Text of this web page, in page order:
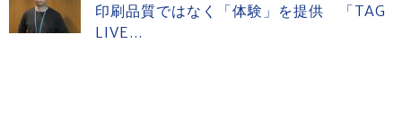
印刷品質ではなく「体験」を提供 「TAG
LIVE...